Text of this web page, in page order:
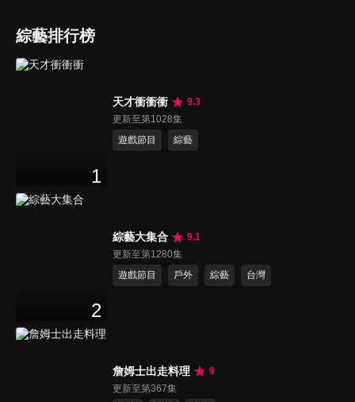
綜藝排行榜
1
天才衝衝衝
9.3
更新至第1028集
遊戲節目
綜藝
2
綜藝大集合
9.1
更新至第1280集
遊戲節目
戶外 綜藝 台灣
詹姆士出走料理
9
更新至第367集